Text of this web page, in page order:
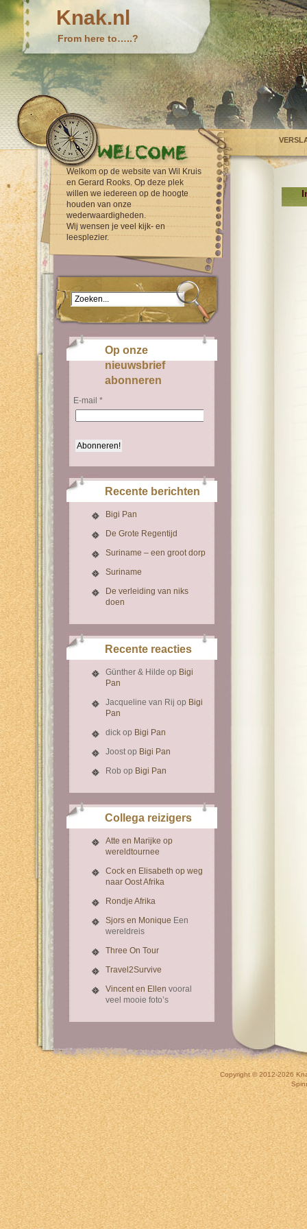
Knak.nl
From here to…..?
Welkom op de website van Wil Kruis
en Gerard Rooks. Op deze plek
willen we iedereen op de hoogte
houden van onze
wederwaardigheden.
Wij wensen je veel kijk- en
leesplezier.
Op onze
nieuwsbrief
abonneren
E-mail *
Recente berichten
Bigi Pan
De Grote Regentijd
Suriname – een groot dorp
Suriname
De verleiding van niks
doen
Recente reacties
Günther & Hilde op Bigi
Pan
Jacqueline van Rij op Bigi
Pan
dick op Bigi Pan
Joostop Bigi Pan
Rob op Bigi Pan
Collega reizigers
Atte en Marijke op
wereldtournee
Cock en Elisabeth op weg
naar Oost Afrika
Rondje Afrika
Sjors en Monique Een
wereldreis
Three On Tour
Travel2Survive
Vincent en Ellen vooral
veel mooie foto’s
Copyright © 2012-2026